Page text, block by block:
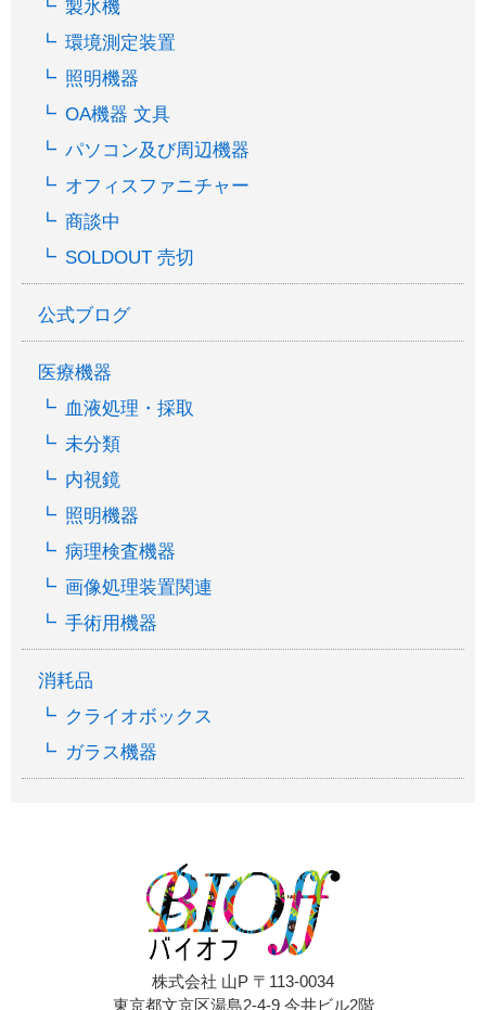
製氷機
環境測定装置
照明機器
OA機器 文具
パソコン及び周辺機器
オフィスファニチャー
商談中
SOLDOUT 売切
公式ブログ
医療機器
血液処理・採取
未分類
内視鏡
照明機器
病理検査機器
画像処理装置関連
手術用機器
消耗品
クライオボックス
ガラス機器
株式会社 山P 〒113-0034
東京都文京区湯島2-4-9 今井ビル2階